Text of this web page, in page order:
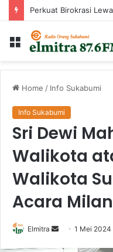
Menu
Home / Info Sukabumi
Info Sukabumi
Sri Dewi
Walikota
Walikota
Acara
Elmitra
Send1 Mei 2024